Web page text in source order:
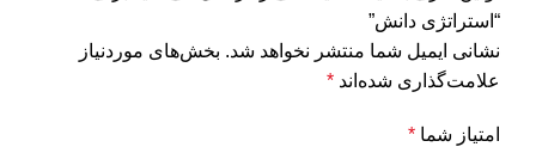
“استراتژی دانش”
نشانی ایمیل شما منتشر نخواهد شد. بخش‌های موردنیاز
علامت‌گذاری شده‌اند *
امتیاز شما *